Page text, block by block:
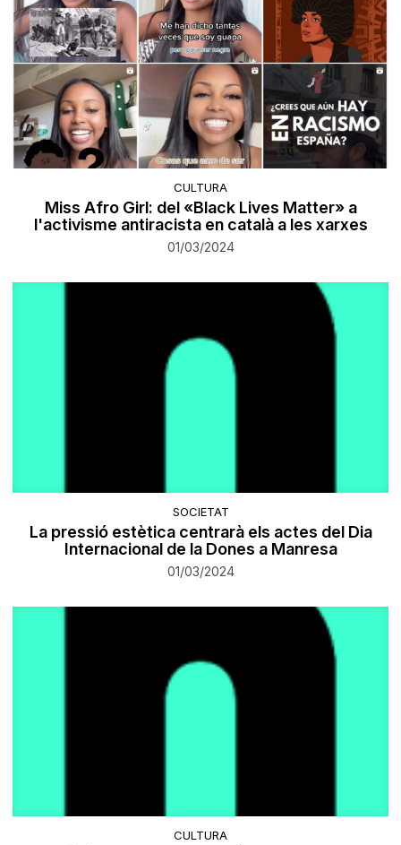
CULTURA
Miss Afro Girl: del «Black Lives Matter» a
l'activisme antiracista en català a les xarxes
01/03/2024
SOCIETAT
La pressió estètica centrarà els actes del Dia
Internacional de la Dones a Manresa
01/03/2024
CULTURA